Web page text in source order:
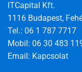
ITCapital Kft.
1116 Budapest,
Tel.: 06 1 787 7717
Mobil: 06 30 483
Email: Kapcsolat